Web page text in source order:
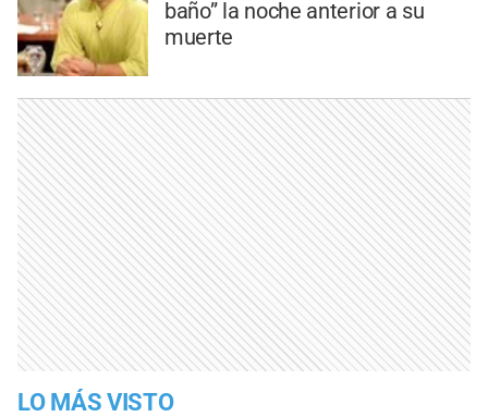
baño” la noche anterior a su
muerte
LO MÁS VISTO